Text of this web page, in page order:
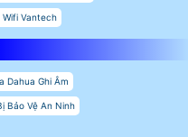
Wifi Vantech
Dahua Ghi Âm
Bảo Vệ An Ninh